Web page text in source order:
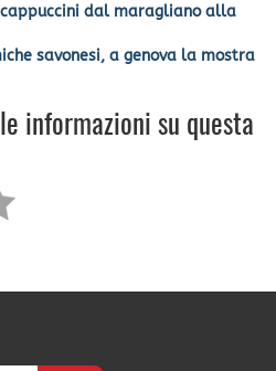
dal maragliano alla
savonesi, a genova la mostra
informazioni su questa